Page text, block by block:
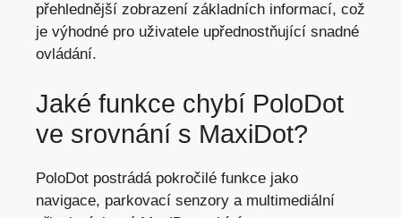
přehlednější zobrazení základních informací, což
je výhodné pro uživatele upřednostňující snadné
ovládání.
Jaké funkce chybí PoloDot
ve srovnání s MaxiDot?
PoloDot postrádá pokročilé funkce jako
navigace, parkovací senzory a multimediální